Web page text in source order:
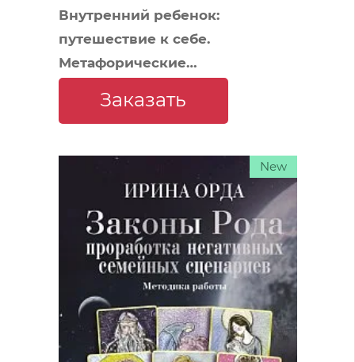
Внутренний ребенок:
путешествие к себе.
Метафорические
Заказать
New